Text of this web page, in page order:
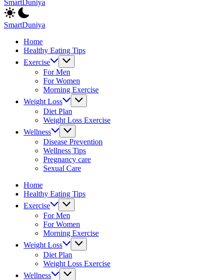
SmartDuniya
Be
Smart
&
Happy
Life
with
health
SmartDuniya
Smart
Happy
fitness
Home
Healthy Eating Tips
Exercise
For Men
For Women
Morning Exercise
Weight Loss
Diet Plan
Weight Loss Exercise
Wellness
Disease Prevention
Wellness Tips
Pregnancy care
Sexual Care
Home
Healthy Eating Tips
Exercise
For Men
For Women
Morning Exercise
Weight Loss
Diet Plan
Weight Loss Exercise
Wellness